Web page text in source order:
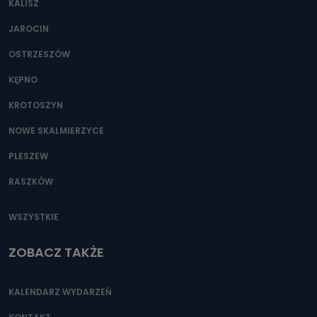
Można to zrobić pod numerem telefonu 62 735-51-05 lub
KALISZ
JAROCIN
OSTRZESZÓW
KĘPNO
KROTOSZYN
NOWE SKALMIERZYCE
PLESZEW
RASZKÓW
WSZYSTKIE
ZOBACZ TAKŻE
KALENDARZ WYDARZEŃ